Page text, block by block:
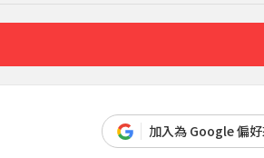
加入為 Google 偏